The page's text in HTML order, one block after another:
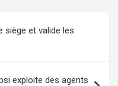
siège et valide les
exploite des agents